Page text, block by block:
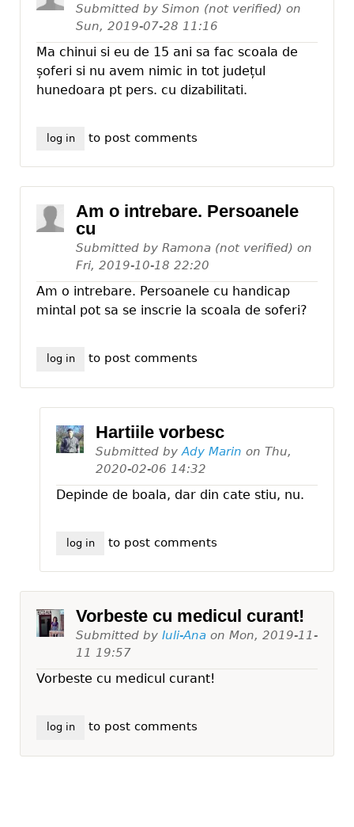
Submitted by Simon (not verified) on
Sun, 2019-07-28 11:16
Ma chinui si eu de 15 ani sa fac scoala de
șoferi si nu avem nimic in tot județul
hunedoara pt pers. cu dizabilitati.
log in to post comments
Am o intrebare. Persoanele
cu
Submitted by Ramona (not verified) on
Fri, 2019-10-18 22:20
Am o intrebare. Persoanele cu handicap
mintal pot sa se inscrie la scoala de soferi?
log in to post comments
Hartiile vorbesc
Submitted by Ady Marin on Thu,
2020-02-06 14:32
Depinde de boala, dar din cate stiu, nu.
log in to post comments
Vorbeste cu medicul curant!
Submitted by Iuli-Ana on Mon, 2019-11-
11 19:57
Vorbeste cu medicul curant!
log in to post comments